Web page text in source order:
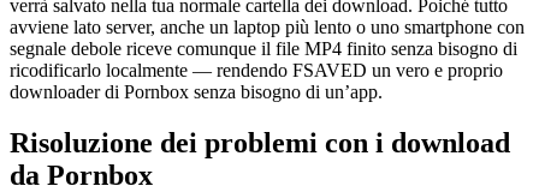
verrà salvato nella tua normale cartella dei download. Poiché tutto
avviene lato server, anche un laptop più lento o uno smartphone con
segnale debole riceve comunque il file MP4 finito senza bisogno di
ricodificarlo localmente — rendendo FSAVED un vero e proprio
downloader di Pornbox senza bisogno di un’app.
Risoluzione dei problemi con i download
da Pornbox